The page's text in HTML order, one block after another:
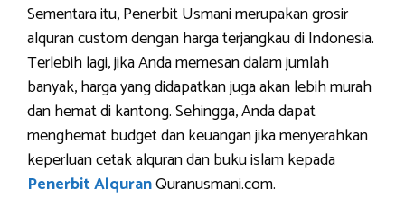
Sementara itu, Penerbit Usmani merupakan grosir
alquran custom dengan harga terjangkau di Indonesia.
Terlebih lagi, jika Anda memesan dalam jumlah
banyak, harga yang didapatkan juga akan lebih murah
dan hemat di kantong. Sehingga, Anda dapat
menghemat budget dan keuangan jika menyerahkan
keperluan cetak alquran dan buku islam kepada
Penerbit AlquranQuranusmani.com.